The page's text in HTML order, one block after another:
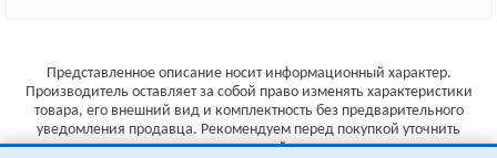
Представленное описание носит информационный характер.
Производитель оставляет за собой право изменять характеристики
товара, его внешний вид и комплектность без предварительного
уведомления продавца. Рекомендуем перед покупкой уточнить
характеристики товара на сайте производителя.